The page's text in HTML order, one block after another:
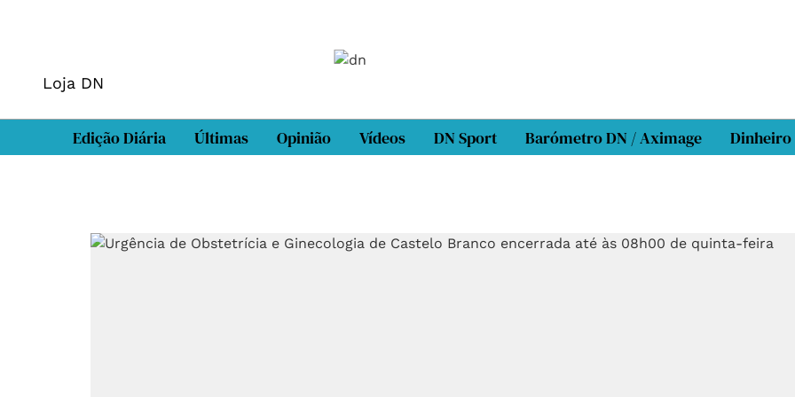
Loja DN
Edição Diária Últimas Opinião Vídeos DN Sport Barómetro DN / Aximage Dinheiro